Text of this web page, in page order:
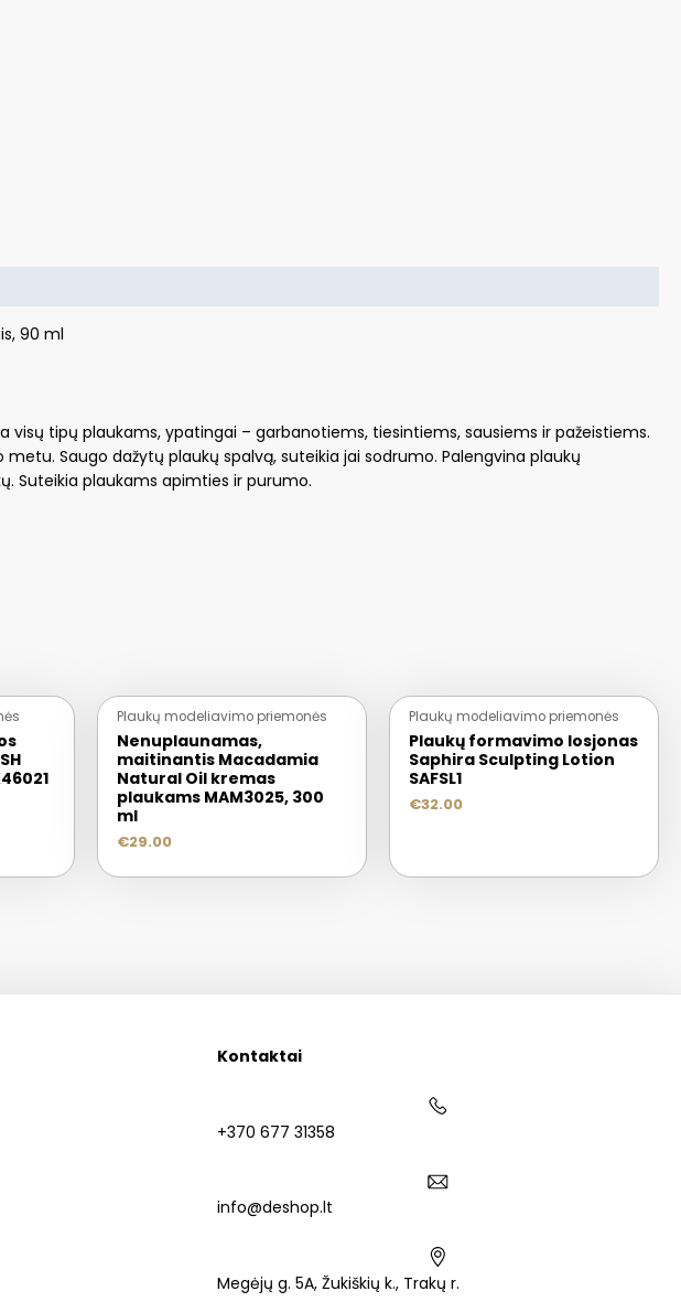
90 ml
tipų plaukams, ypatingai – garbanotiems, tiesintiems, sausiems ir pažeistiems.
Saugo dažytų plaukų spalvą, suteikia jai sodrumo. Palengvina plaukų
Suteikia plaukams apimties ir purumo.
Plaukų modeliavimo priemonės
Nenuplaunamas,
maitinantis Macadamia
Natural Oil kremas
plaukams MAM3025, 300
ml
€29.00
Plaukų modeliavimo priemonės
Plaukų formavimo losjonas
Saphira Sculpting Lotion
SAFSL1
€32.00
Kontaktai
+370 677 31358
info@deshop.lt
Megėjų g. 5A, Žukiškių k., Trakų r.